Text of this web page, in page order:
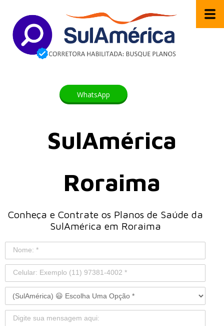
WhatsApp
SulAmérica
Roraima
Conheça e Contrate os Planos de Saúde da
SulAmérica em Roraima